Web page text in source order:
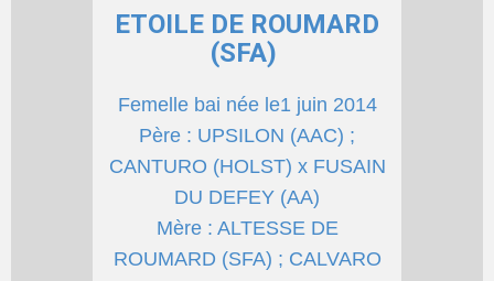
ETOILE DE ROUMARD
(SFA)
Femelle bai née le1 juin 2014
Père : UPSILON (AAC) ;
CANTURO (HOLST) x FUSAIN
DU DEFEY (AA)
Mère : ALTESSE DE
ROUMARD (SFA) ; CALVARO